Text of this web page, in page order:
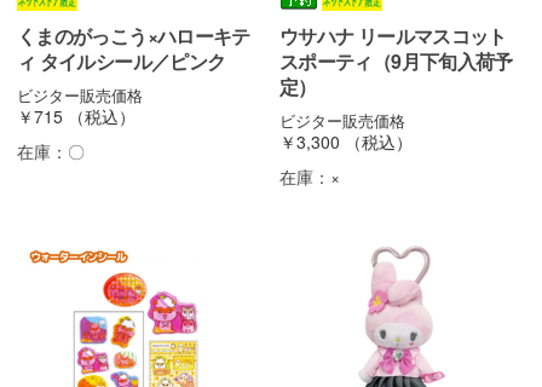
くまのがっこう×ハローキテ
ィ タイルシール／ピンク
ビジター販売価格
￥715
（税込）
在庫： 〇
ウサハナ リールマスコット
スポーティ（9月下旬入荷予
定）
ビジター販売価格
￥3,300
（税込）
在庫： ×